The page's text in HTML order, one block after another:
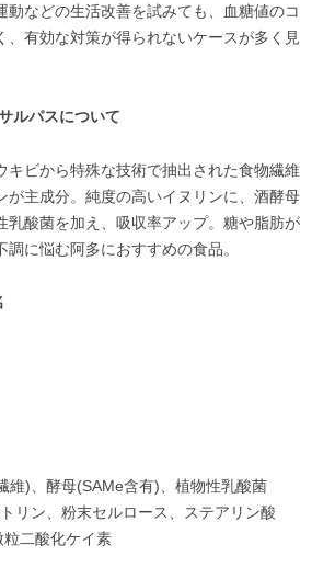
動などの生活改善を試みても、血糖値のコ
、有効な対策が得られないケースが多く見
ルパスについて
キビから特殊な技術で抽出された食物繊維
が主成分。純度の高いイヌリンに、酒酵母
乳酸菌を加え、吸収率アップ。糖や脂肪が
に悩む阿多におすすめの食品。
維)、酵母(SAMe含有)、植物性乳酸菌
リン、粉末セルロース、ステアリン酸
二酸化ケイ素